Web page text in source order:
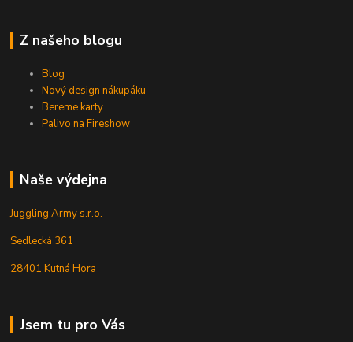
Z našeho blogu
Blog
Nový design nákupáku
Bereme karty
Palivo na Fireshow
Naše výdejna
Juggling Army s.r.o.
Sedlecká 361
28401 Kutná Hora
Jsem tu pro Vás